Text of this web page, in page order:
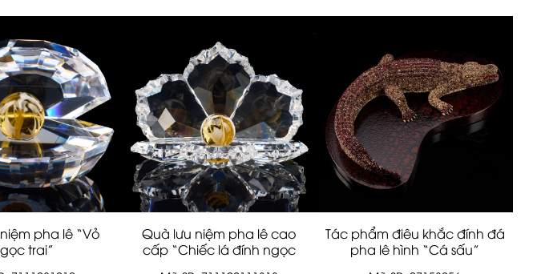
pha lê “Vỏ
trai”
Quà lưu niệm pha lê cao
cấp “Chiếc lá đính ngọc
Tác phẩm điêu khắc đính đá
pha lê hình “Cá sấu”